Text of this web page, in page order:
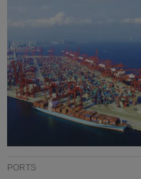
PORTS